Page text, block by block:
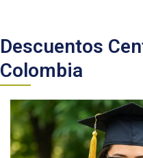
Descuentos
Colombia